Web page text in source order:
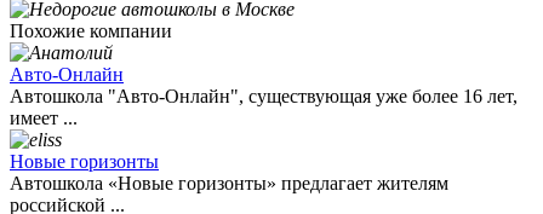
Похожие компании
Авто-Онлайн
Автошкола "Авто-Онлайн", существующая уже более 16 лет,
имеет ...
Новые горизонты
Автошкола «Новые горизонты» предлагает жителям
российской ...